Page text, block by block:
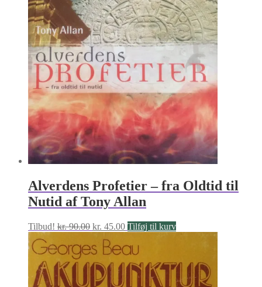
Alverdens Profetier – fra Oldtid til
Nutid af Tony Allan
Tilbud! kr.90.00 Den
oprindelige
pris
var:
kr. 90.00.
kr. 45.00Den
pris
er:
kr. 45.00.
Tilføj til kurv